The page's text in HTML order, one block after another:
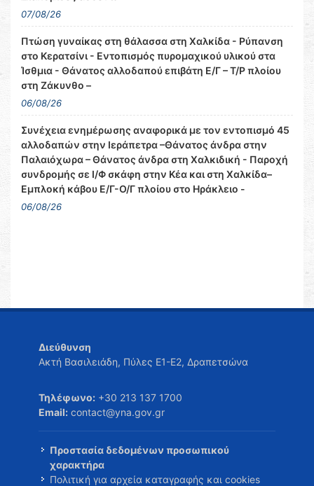
07/08/26
Πτώση γυναίκας στη θάλασσα στη Χαλκίδα - Ρύπανση
στο Κερατσίνι - Εντοπισμός πυρομαχικού υλικού στα
Ίσθμια - Θάνατος αλλοδαπού επιβάτη Ε/Γ – Τ/Ρ πλοίου
στη Ζάκυνθο –
06/08/26
Συνέχεια ενημέρωσης αναφορικά με τον εντοπισμό 45
αλλοδαπών στην Ιεράπετρα –Θάνατος άνδρα στην
Παλαιόχωρα – Θάνατος άνδρα στη Χαλκιδική - Παροχή
συνδρομής σε Ι/Φ σκάφη στην Κέα και στη Χαλκίδα–
Εμπλοκή κάβου Ε/Γ-Ο/Γ πλοίου στο Ηράκλειο -
06/08/26
Διεύθυνση
Ακτή Βασιλειάδη, Πύλες Ε1-Ε2, Δραπετσώνα
Τηλέφωνο: +30 213 137 1700
Email: contact@yna.gov.gr
Προστασία δεδομένων προσωπικού
χαρακτήρα
Πολιτική για αρχεία καταγραφής και cookies